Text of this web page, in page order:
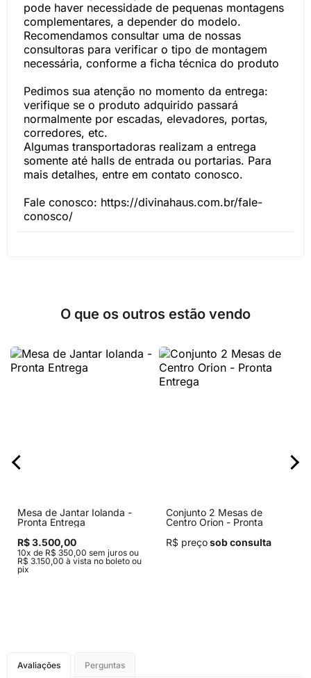
pode haver necessidade de pequenas montagens
complementares, a depender do modelo.
Recomendamos consultar uma de nossas
consultoras para verificar o tipo de montagem
necessária, conforme a ficha técnica do produto
Pedimos sua atenção no momento da entrega:
verifique se o produto adquirido passará
normalmente por escadas, elevadores, portas,
corredores, etc.
Algumas transportadoras realizam a entrega
somente até halls de entrada ou portarias. Para
mais detalhes, entre em contato conosco.
Fale conosco: https://divinahaus.com.br/fale-
conosco/
O que os outros estão vendo
Mesa de Jantar Iolanda -
Pronta Entrega
R$ 3.500,00
10x de R$ 350,00 sem juros ou
R$ 3.150,00 à vista no boleto ou
pix
Conjunto 2 Mesas de
Centro Orion - Pronta
R$ preçosob consulta
Avaliações Perguntas